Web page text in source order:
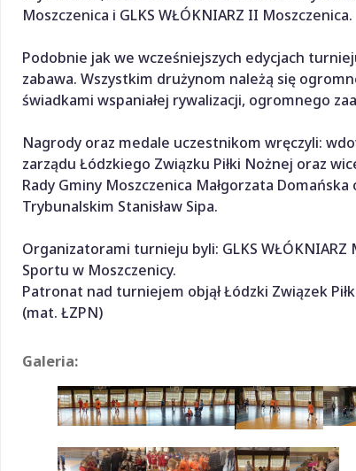
Moszczenica i GLKS WŁÓKNIARZ II Moszczenica.
Podobnie jak we wcześniejszych edycjach
zabawa. Wszystkim drużynom należą się
świadkami wspaniałej rywalizacji, ogromnego
Nagrody oraz medale uczestnikom wręczyli:
zarządu Łódzkiego Związku Piłki Nożnej oraz
Rady Gminy Moszczenica Małgorzata
Trybunalskim Stanisław Sipa.
Organizatorami turnieju byli: GLKS
Sportu w Moszczenicy.
Patronat nad turniejem objął Łódzki Związek
(mat. ŁZPN)
Galeria: